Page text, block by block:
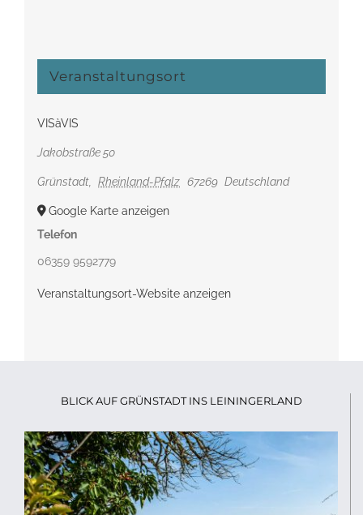
Veranstaltungsort
VISàVIS
Jakobstraße 50
Grünstadt, Rheinland-Pfalz 67269 Deutschland
Google Karte anzeigen
Telefon
06359 9592779
Veranstaltungsort-Website anzeigen
BLICK AUF GRÜNSTADT INS LEININGERLAND